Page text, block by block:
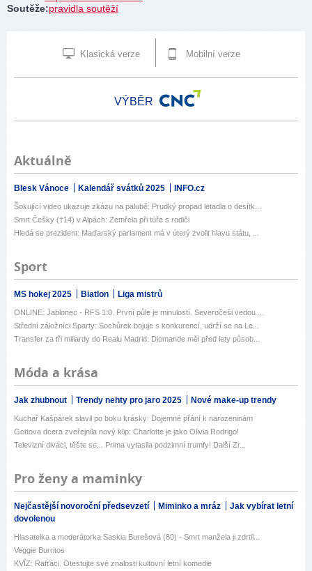
Soutěže:pravidla soutěží
Klasická verze Mobilní verze
VÝBĚR
Aktuálně
Blesk Vánoce Kalendář svátků 2025 INFO.cz
Šokující video ukazuje zkázu na palubě: Prudký propad letadla o desítk...
Smrt Češky (†14) v Alpách: Zemřela při túře s rodiči
Hledá se prezident: Maďarský parlament má v úterý zvolit hlavu státu, ...
Sport
MS hokej 2025 Biatlon Liga mistrů
ONLINE: Jablonec - RFS 1:0. První půle je minulostí. Severočeši vedou ...
Střední záložníci Sparty: Sochůrek bojuje s konkurencí, udrží se na Le...
Transfer za tři miliardy do Realu Madrid: Diomande měl před lety působ...
Móda a krása
Jak zhubnout Trendy nehty pro jaro 2025 Nové make-up trendy
Kuchař Kašpárek slavil po boku krásky: Dojemné přání k narozeninám
Gottova dcera zveřejnila nový klip: Charlotte je jako Olivia Rodrigo!
Televizní diváci, těšte se... Prima vytasila podzimní trumfy! Další Zr...
Pro ženy a maminky
Nejčastější novoroční předsevzetí Miminko a mráz
Jak vybírat letní
dovolenou
Hlasatelka a moderátorka Saskia Burešová (80) - Smrt manžela ji zdrtil...
Veggie Burritos
KVÍZ: Rafťáci. Otestujte své znalosti kultovní letní komedie